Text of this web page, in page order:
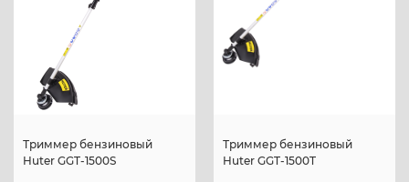
Триммер бензиновый
Huter GGT-1500S
Триммер бензиновый
Huter GGT-1500T